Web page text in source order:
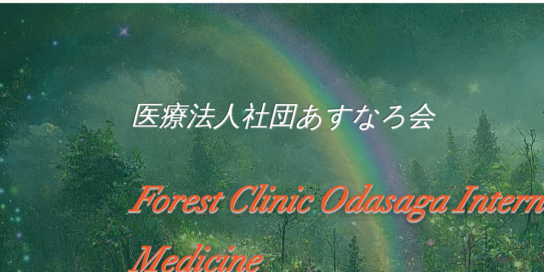
医療法人社団あすなろ会
Forest Clinic Odasaga
Medicine